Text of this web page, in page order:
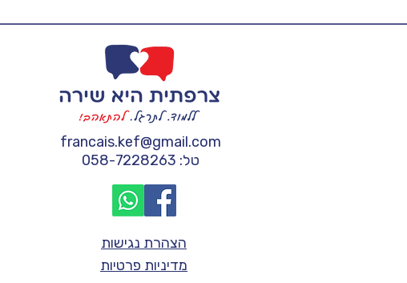
francais.kef@gmail.com
טל: 058-7228263
הצהרת נגישות
מדיניות פרטיות